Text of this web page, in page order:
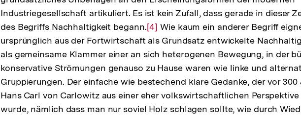
Industriegesellschaft artikuliert. Es ist kein Zufall, dass gerade in dieser
des Begriffs Nachhaltigkeit begann.Zur
Auflösung
der
Fußnote
[4] Wie kaum ein anderer Begriff
ursprünglich aus der Fortwirtschaft als Grundsatz entwickelte
als gemeinsame Klammer einer an sich heterogenen Bewegung, in der
konservative Strömungen genauso zu Hause waren wie linke und
Gruppierungen. Der einfache wie bestechend klare Gedanke, der vor 300
Hans Carl von Carlowitz aus einer eher volkswirtschaftlichen
wurde, nämlich dass man nur soviel Holz schlagen sollte, wie durch